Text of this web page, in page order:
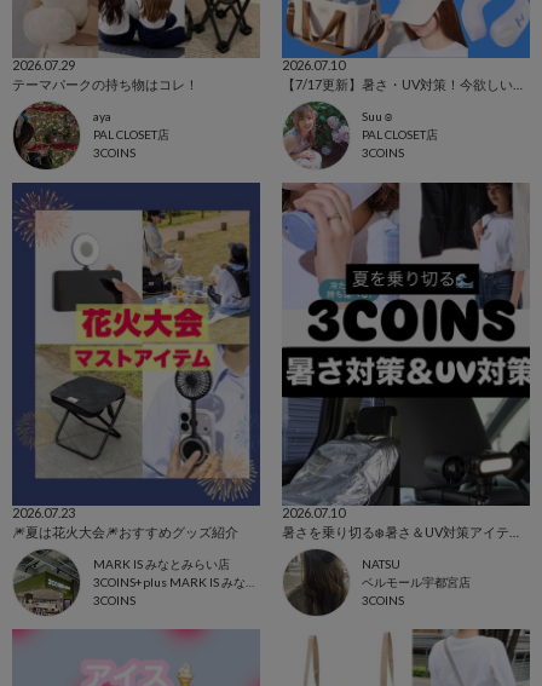
2026.07.29
テーマパークの持ち物はコレ！
aya
PAL CLOSET店
3COINS
2026.07.10
Suu☺︎
PAL CLOSET店
3COINS
2026.07.23
🎆夏は花火大会🎆おすすめグッズ紹介
MARK IS みなとみらい店
3COINS
2026.07.10
NATSU
ベルモール宇都宮店
3COINS